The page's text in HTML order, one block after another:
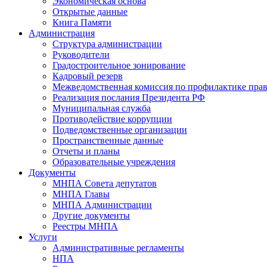
Открытые данные
Книга Памяти
Администрация
Структура администрации
Руководители
Градостроительное зонирование
Кадровый резерв
Межведомственная комиссия по профилактике
Реализация послания Президента РФ
Муниципальная служба
Противодействие коррупции
Подведомственные организации
Пространственные данные
Отчеты и планы
Образовательные учреждения
Документы
МНПА Совета депутатов
МНПА Главы
МНПА Администрации
Другие документы
Реестры МНПА
Услуги
Административные регламенты
НПА